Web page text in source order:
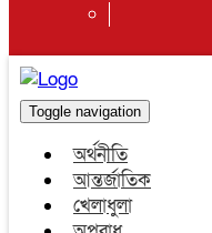
Toggle navigation
অর্থনীতি
আন্তর্জাতিক
খেলাধুলা